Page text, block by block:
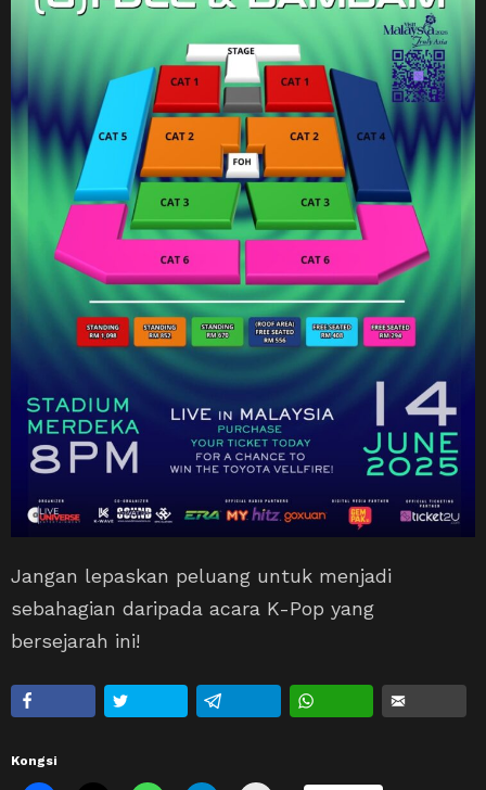
Jangan lepaskan peluang untuk menjadi
sebahagian daripada acara K-Pop yang
bersejarah ini!
Kongsi